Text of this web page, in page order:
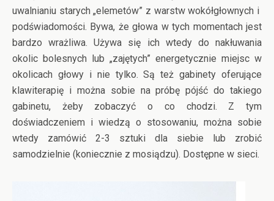
uwalnianiu starych „elemetów” z warstw wokółgłownych i
podświadomości. Bywa, że głowa w tych momentach jest
bardzo wrażliwa. Używa się ich wtedy do nakłuwania
okolic bolesnych lub „zajętych” energetycznie miejsc w
okolicach głowy i nie tylko. Są też gabinety oferujące
klawiterapię i można sobie na próbę pójść do takiego
gabinetu, żeby zobaczyć o co chodzi. Z tym
doświadczeniem i wiedzą o stosowaniu, można sobie
wtedy zamówić 2-3 sztuki dla siebie lub zrobić
samodzielnie (koniecznie z mosiądzu). Dostępne w sieci.